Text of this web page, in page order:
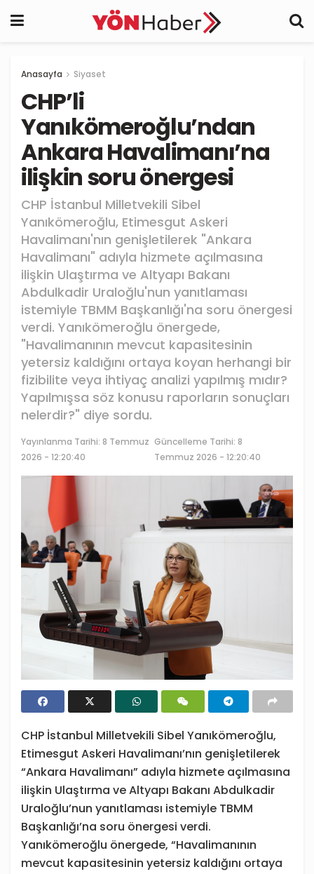
Anasayfa Siyaset
CHP’li
Yanıkömeroğlu’ndan
Ankara Havalimanı’na
ilişkin soru önergesi
CHP İstanbul Milletvekili Sibel
Yanıkömeroğlu, Etimesgut Askeri
Havalimanı'nın genişletilerek "Ankara
Havalimanı" adıyla hizmete açılmasına
ilişkin Ulaştırma ve Altyapı Bakanı
Abdulkadir Uraloğlu'nun yanıtlaması
istemiyle TBMM Başkanlığı'na soru önergesi
verdi. Yanıkömeroğlu önergede,
"Havalimanının mevcut kapasitesinin
yetersiz kaldığını ortaya koyan herhangi bir
fizibilite veya ihtiyaç analizi yapılmış mıdır?
Yapılmışsa söz konusu raporların sonuçları
nelerdir?" diye sordu.
Yayınlanma Tarihi: 8 Temmuz
2026 - 12:20:40
Güncelleme Tarihi: 8
Temmuz 2026 - 12:20:40
CHP İstanbul Milletvekili Sibel Yanıkömeroğlu,
Etimesgut Askeri Havalimanı’nın genişletilerek
“Ankara Havalimanı” adıyla hizmete açılmasına
ilişkin Ulaştırma ve Altyapı Bakanı Abdulkadir
Uraloğlu’nun yanıtlaması istemiyle TBMM
Başkanlığı’na soru önergesi verdi.
Yanıkömeroğlu önergede, “Havalimanının
mevcut kapasitesinin yetersiz kaldığını ortaya